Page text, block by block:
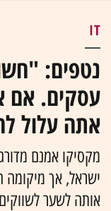
IT
נטפים:
עסקים. אם
אתה עלול
ישראל, אך מיקומה
אותה לשער